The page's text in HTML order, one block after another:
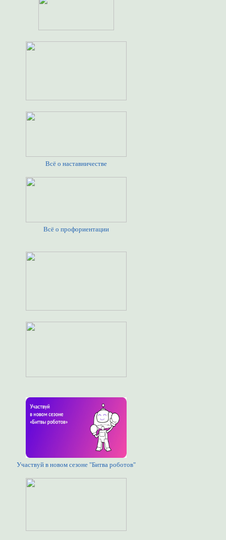
Всё о наставничестве
Всё о профориентации
Участвуй в новом сезоне "Битва роботов"